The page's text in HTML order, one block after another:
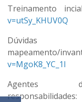
Treinamento
v=utSy_KHUV0Q
mapeamento/
v=MgoK8_YC_1I
Agentes